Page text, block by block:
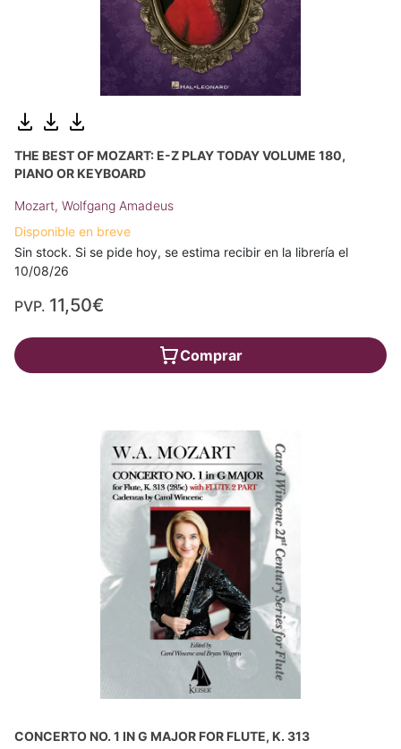
THE BEST OF MOZART: E-Z PLAY TODAY VOLUME 180,
PIANO OR KEYBOARD
Mozart, Wolfgang Amadeus
Disponible en breve
Sin stock. Si se pide hoy, se estima recibir en la librería el
10/08/26
PVP. 11,50€
Comprar
CONCERTO NO. 1 IN G MAJOR FOR FLUTE, K. 313